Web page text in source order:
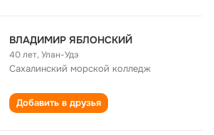
ВЛАДИМИР ЯБЛОНСКИЙ
40 лет,Улан-Удэ
Сахалинский морской колледж
Добавить в друзья